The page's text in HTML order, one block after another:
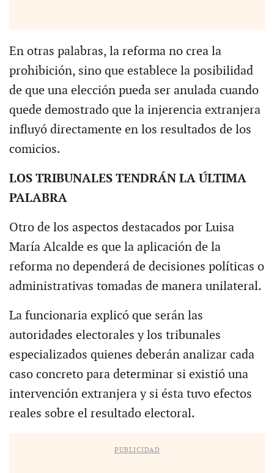
En otras palabras, la reforma no crea la
prohibición, sino que establece la posibilidad
de que una elección pueda ser anulada cuando
quede demostrado que la injerencia extranjera
influyó directamente en los resultados de los
comicios.
LOS TRIBUNALES TENDRÁN LA ÚLTIMA
PALABRA
Otro de los aspectos destacados por Luisa
María Alcalde es que la aplicación de la
reforma no dependerá de decisiones políticas o
administrativas tomadas de manera unilateral.
La funcionaria explicó que serán las
autoridades electorales y los tribunales
especializados quienes deberán analizar cada
caso concreto para determinar si existió una
intervención extranjera y si ésta tuvo efectos
reales sobre el resultado electoral.
PUBLICIDAD